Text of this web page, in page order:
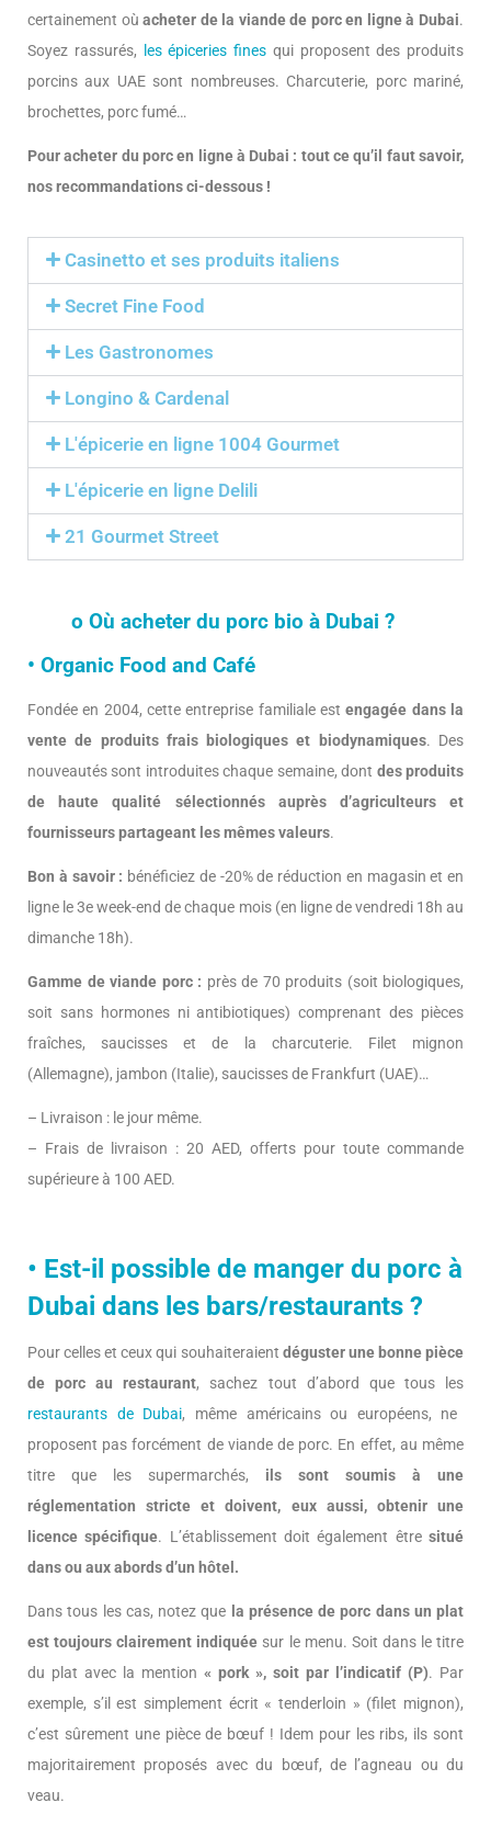
certainement oùacheter de la viande de porc en ligne à Dubai.
Soyez rassurés, les épiceries fines qui proposent des produits
porcins aux UAE sont nombreuses. Charcuterie, porc mariné,
brochettes, porc fumé…
Pour acheter du porc en ligne à Dubai : tout ce qu’il faut savoir,
nos recommandations ci-dessous !
Casinetto et ses produits italiens
Secret Fine Food
Les Gastronomes
Longino & Cardenal
L'épicerie en ligne 1004 Gourmet
L'épicerie en ligne Delili
21 Gourmet Street
o Où acheter du porc bio à Dubai ?
• Organic Food and Café
Fondée en 2004, cette entreprise familiale estengagée dans la
vente de produits frais biologiques et biodynamiques. Des
nouveautés sont introduites chaque semaine, dont des produits
de haute qualité sélectionnés auprès d’agriculteurs et
fournisseurs partageant les mêmes valeurs.
Bon à savoir : bénéficiez de -20% de réduction en magasin et en
ligne le 3e week-end de chaque mois (en ligne de vendredi 18h au
dimanche 18h).
Gamme de viande porc : près de 70 produits (soit biologiques,
soit sans hormones ni antibiotiques) comprenant des pièces
fraîches, saucisses et de la charcuterie. Filet mignon
(Allemagne), jambon (Italie), saucisses de Frankfurt (UAE)…
– Livraison : le jour même.
– Frais de livraison : 20 AED, offerts pour toute commande
supérieure à 100 AED.
• Est-il possible de manger du porc à
Dubai dans les bars/restaurants ?
Pour celles et ceux qui souhaiteraient déguster une bonne pièce
de porc au restaurant, sachez tout d’abord que tous les
restaurants de Dubai, même américains ou européens, ne
proposent pas forcément de viande de porc. En effet, au même
titre que les supermarchés, ils sont soumis à une
réglementation stricte et doivent, eux aussi, obtenir une
licence spécifique. L’établissement doit également êtresitué
dans ou aux abords d’un hôtel.
Dans tous les cas, notez que la présence de porc dans un plat
est toujours clairement indiquée sur le menu. Soit dans le titre
du plat avec la mention « pork », soit par l’indicatif (P). Par
exemple, s’il est simplement écrit « tenderloin » (filet mignon),
c’est sûrement une pièce de bœuf ! Idem pour les ribs, ils sont
majoritairement proposés avec du bœuf, de l’agneau ou du
veau.